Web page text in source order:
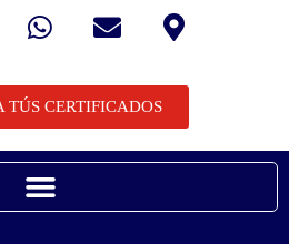
TÚS CERTIFICADOS